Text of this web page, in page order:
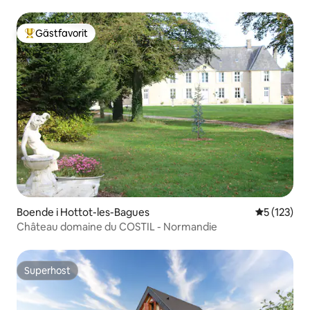
Populär gästfavorit
Gästfavorit
Boende i Hottot-les-Bagues 5 av 5 i
5 (123)
Château domaine du COSTIL - Normandie
Superhost
Superhost